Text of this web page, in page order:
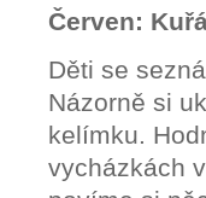
Červen:
Děti se
Názorně si
kelímku.
vycházkách